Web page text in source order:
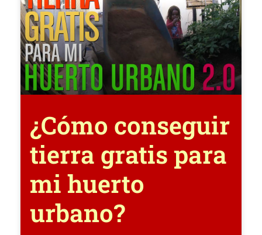
¿Cómo conseguir
tierra gratis para
mi huerto
urbano?